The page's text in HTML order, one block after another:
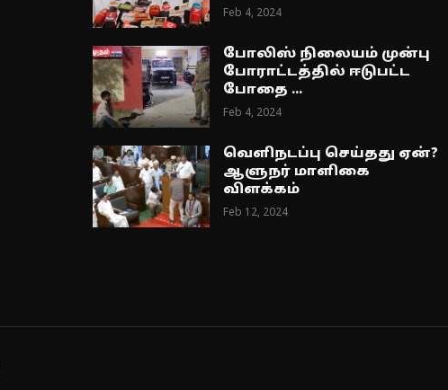
Feb 4, 2024
போலிஸ் நிலையம் முன்பு
போராட்டத்தில் ஈடுபட்ட
போதை ...
Feb 4, 2024
வெளிநடப்பு செய்தது ஏன்?
ஆளுநர் மாளிகை
விளக்கம்
Feb 12, 2024